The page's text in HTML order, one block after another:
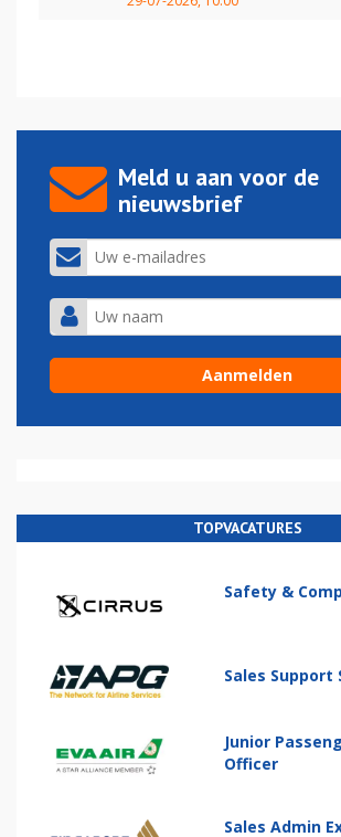
Meld u aan voor de
nieuwsbrief
TOPVACATURES
Safety &
Sales Support
Junior
Officer
Sales Admin